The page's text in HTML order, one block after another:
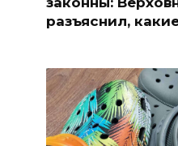
разъяснил,